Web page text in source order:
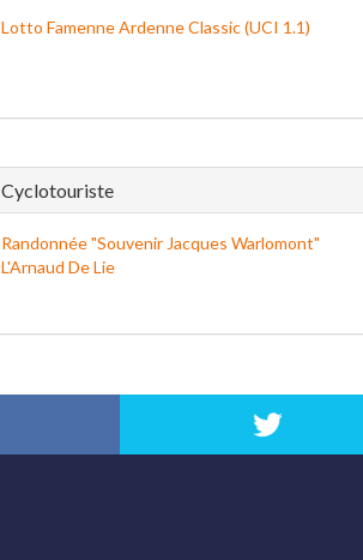
Lotto Famenne Ardenne Classic (UCI 1.1)
Cyclotouriste
Randonnée "Souvenir Jacques Warlomont"
L'Arnaud De Lie